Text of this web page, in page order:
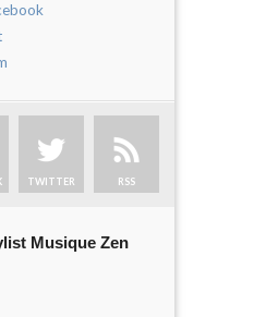
TWITTER RSS
Musique Zen